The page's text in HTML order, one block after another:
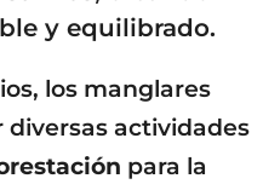
y equilibrado.
los manglares
actividades
para la